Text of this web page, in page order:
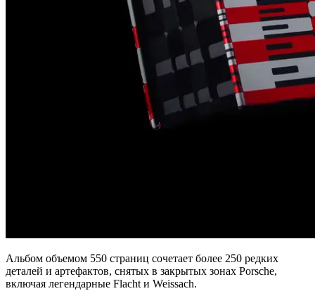
Альбом объемом 550 страниц сочетает более 250 редких
деталей и артефактов, снятых в закрытых зонах Porsche,
включая легендарные Flacht и Weissach.